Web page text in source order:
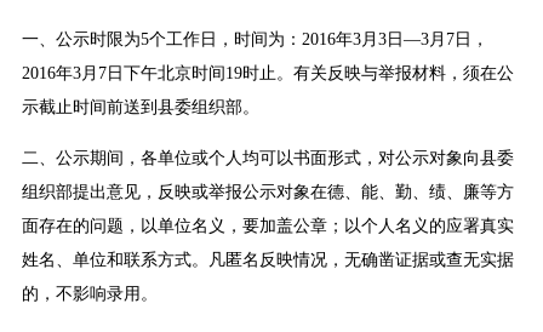
一、公示时限为5个工作日，时间为：2016年3月3日—3月7日，
2016年3月7日下午北京时间19时止。有关反映与举报材料，须在公
示截止时间前送到县委组织部。
二、公示期间，各单位或个人均可以书面形式，对公示对象向县委
组织部提出意见，反映或举报公示对象在德、能、勤、绩、廉等方
面存在的问题，以单位名义，要加盖公章；以个人名义的应署真实
姓名、单位和联系方式。凡匿名反映情况，无确凿证据或查无实据
的，不影响录用。